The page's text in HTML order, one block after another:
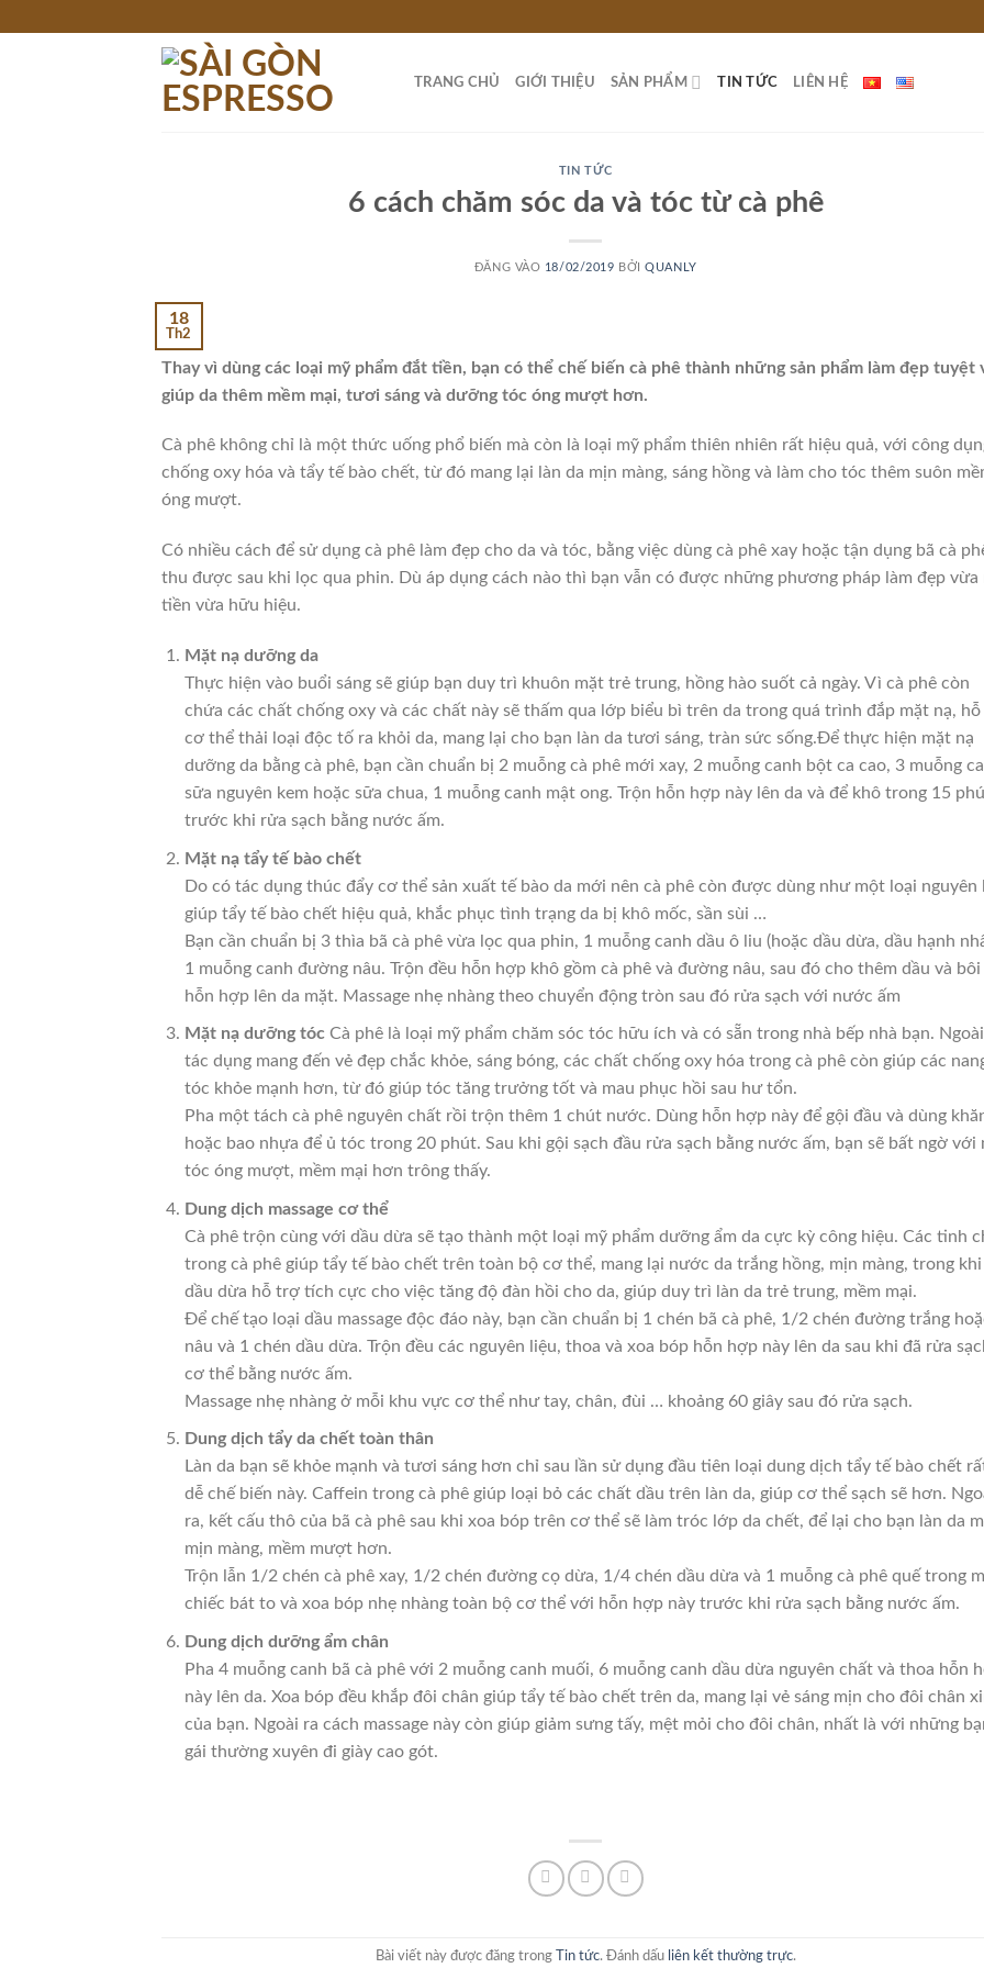
TRANG CHỦ GIỚI THIỆU SẢN PHẨM TIN TỨC LIÊN HỆ
TIN TỨC
6 cách chăm sóc da và tóc từ cà phê
ĐĂNG VÀO 18/02/2019 BỞIQUANLY
18
Th2
Thay vì dùng các loại mỹ phẩm đắt tiền, bạn có thể chế biến cà phê thành những sản phẩm làm đẹp tuyệt
giúp da thêm mềm mại, tươi sáng và dưỡng tóc óng mượt hơn.
Cà phê không chỉ là một thức uống phổ biến mà còn là loại mỹ phẩm thiên nhiên rất hiệu quả, với công
chống oxy hóa và tẩy tế bào chết, từ đó mang lại làn da mịn màng, sáng hồng và làm cho tóc thêm suôn
óng mượt.
Có nhiều cách để sử dụng cà phê làm đẹp cho da và tóc, bằng việc dùng cà phê xay hoặc tận dụng bã cà
thu được sau khi lọc qua phin. Dù áp dụng cách nào thì bạn vẫn có được những phương pháp làm đẹp vừa
tiền vừa hữu hiệu.
Mặt nạ dưỡng da
Thực hiện vào buổi sáng sẽ giúp bạn duy trì khuôn mặt trẻ trung, hồng hào suốt cả ngày. Vì cà phê còn
chứa các chất chống oxy và các chất này sẽ thấm qua lớp biểu bì trên da trong quá trình đắp mặt nạ,
cơ thể thải loại độc tố ra khỏi da, mang lại cho bạn làn da tươi sáng, tràn sức sống.Để thực hiện mặt nạ
dưỡng da bằng cà phê, bạn cần chuẩn bị 2 muỗng cà phê mới xay, 2 muỗng canh bột ca cao, 3 muỗng
sữa nguyên kem hoặc sữa chua, 1 muỗng canh mật ong. Trộn hỗn hợp này lên da và để khô trong 15
trước khi rửa sạch bằng nước ấm.
Mặt nạ tẩy tế bào chết
Do có tác dụng thúc đẩy cơ thể sản xuất tế bào da mới nên cà phê còn được dùng như một loại nguyên
giúp tẩy tế bào chết hiệu quả, khắc phục tình trạng da bị khô mốc, sần sùi …
Bạn cần chuẩn bị 3 thìa bã cà phê vừa lọc qua phin, 1 muỗng canh dầu ô liu (hoặc dầu dừa, dầu hạnh
1 muỗng canh đường nâu. Trộn đều hỗn hợp khô gồm cà phê và đường nâu, sau đó cho thêm dầu và bôi
hỗn hợp lên da mặt. Massage nhẹ nhàng theo chuyển động tròn sau đó rửa sạch với nước ấm
Mặt nạ dưỡng tóc Cà phê là loại mỹ phẩm chăm sóc tóc hữu ích và có sẵn trong nhà bếp nhà bạn. Ngoài
tác dụng mang đến vẻ đẹp chắc khỏe, sáng bóng, các chất chống oxy hóa trong cà phê còn giúp các
tóc khỏe mạnh hơn, từ đó giúp tóc tăng trưởng tốt và mau phục hồi sau hư tổn.
Pha một tách cà phê nguyên chất rồi trộn thêm 1 chút nước. Dùng hỗn hợp này để gội đầu và dùng
hoặc bao nhựa để ủ tóc trong 20 phút. Sau khi gội sạch đầu rửa sạch bằng nước ấm, bạn sẽ bất ngờ với
tóc óng mượt, mềm mại hơn trông thấy.
Dung dịch massage cơ thể
Cà phê trộn cùng với dầu dừa sẽ tạo thành một loại mỹ phẩm dưỡng ẩm da cực kỳ công hiệu. Các tinh
trong cà phê giúp tẩy tế bào chết trên toàn bộ cơ thể, mang lại nước da trắng hồng, mịn màng, trong
dầu dừa hỗ trợ tích cực cho việc tăng độ đàn hồi cho da, giúp duy trì làn da trẻ trung, mềm mại.
Để chế tạo loại dầu massage độc đáo này, bạn cần chuẩn bị 1 chén bã cà phê, 1/2 chén đường trắng
nâu và 1 chén dầu dừa. Trộn đều các nguyên liệu, thoa và xoa bóp hỗn hợp này lên da sau khi đã rửa
cơ thể bằng nước ấm.
Massage nhẹ nhàng ở mỗi khu vực cơ thể như tay, chân, đùi … khoảng 60 giây sau đó rửa sạch.
Dung dịch tẩy da chết toàn thân
Làn da bạn sẽ khỏe mạnh và tươi sáng hơn chỉ sau lần sử dụng đầu tiên loại dung dịch tẩy tế bào chết
dễ chế biến này. Caffein trong cà phê giúp loại bỏ các chất dầu trên làn da, giúp cơ thể sạch sẽ hơn.
ra, kết cấu thô của bã cà phê sau khi xoa bóp trên cơ thể sẽ làm tróc lớp da chết, để lại cho bạn làn da
mịn màng, mềm mượt hơn.
Trộn lẫn 1/2 chén cà phê xay, 1/2 chén đường cọ dừa, 1/4 chén dầu dừa và 1 muỗng cà phê quế trong
chiếc bát to và xoa bóp nhẹ nhàng toàn bộ cơ thể với hỗn hợp này trước khi rửa sạch bằng nước ấm.
Dung dịch dưỡng ẩm chân
Pha 4 muỗng canh bã cà phê với 2 muỗng canh muối, 6 muỗng canh dầu dừa nguyên chất và thoa hỗn
này lên da. Xoa bóp đều khắp đôi chân giúp tẩy tế bào chết trên da, mang lại vẻ sáng mịn cho đôi chân
của bạn. Ngoài ra cách massage này còn giúp giảm sưng tấy, mệt mỏi cho đôi chân, nhất là với những
gái thường xuyên đi giày cao gót.
Bài viết này được đăng trong Tin tức. Đánh dấu liên kết thường trực.